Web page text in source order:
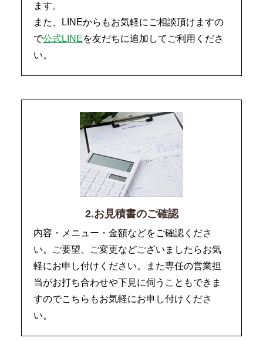
ます。
また、LINEからもお気軽にご相談頂けますの
で公式LINEを友だちに追加してご利用くださ
い。
2.お見積書のご確認
内容・メニュー・金額などをご確認くださ
い。ご要望、ご変更などございましたらお気
軽にお申し付けください。また専任の営業担
当がお打ち合わせや下見に伺うこともできま
すのでこちらもお気軽にお申し付けくださ
い。